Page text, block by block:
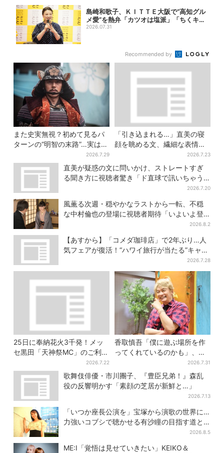
島崎和歌子、ＫＩＴＴＥ大阪で“高知グル
メ愛”を熱弁「カツオは塩派」「ちくキュ
ウが...
2026.07.31
Recommended by
また史実無視？初めて見るパ
ターンの“明智の末路”…実は、
ありえなくもない！？【豊臣
兄弟】
2026.7.29
「引き込まれる…」直美の寝
顔を眺める文、繊細な表情を
見せる内田滋の演技に称賛相
次ぐ
2026.7.23
直美が疑惑の文に問いかけ、ストレートすぎ
る聞き方に視聴者驚き「ド直球で訊いちゃう
2026.7.20
風薫る次週・穏やかなラストから一転、不穏
な中村倫也の登場に視聴者期待「いよいよ登
2026.8.2
【あすから】「コメダ珈琲店」で2年ぶり…人
気フェアが復活！“ハワイ旅行が当たる”キャン
2026.7.28
25日に奉納花火3千発！メッ
セ黒田「天神祭MC」のご利益
語る…“新タッグ”で「大阪盛り
上げるのが使命」
2026.7.22
香取慎吾「僕に遊ぶ場所を作
ってくれているのかも」、異
色バラエティ『しんごの芽』
で感じた読売テレビの“パンク
精神”
2026.7.31
歌舞伎俳優・市川團子、『豊臣兄弟！』森乱
役の反響明かす「素顔の芝居が新鮮と…」
2026.7.13
「いつか座長公演を」宝塚から演歌の世界に…
力強いコブシで聴かせる有沙瞳の目指す道と
2026.8.5
ME:I「覚悟は見せていきたい」KEIKO＆